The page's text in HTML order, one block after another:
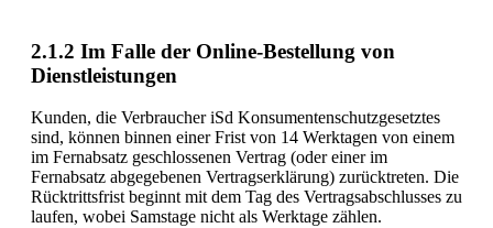
2.1.2 Im Falle der Online-Bestellung von
Dienstleistungen
Kunden, die Verbraucher iSd Konsumentenschutzgesetztes
sind, können binnen einer Frist von 14 Werktagen von einem
im Fernabsatz geschlossenen Vertrag (oder einer im
Fernabsatz abgegebenen Vertragserklärung) zurücktreten. Die
Rücktrittsfrist beginnt mit dem Tag des Vertragsabschlusses zu
laufen, wobei Samstage nicht als Werktage zählen.